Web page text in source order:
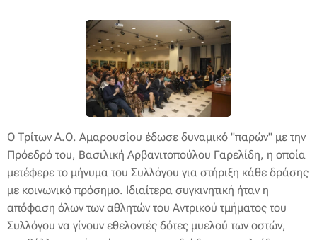
Ο Τρίτων Α.Ο. Αμαρουσίου έδωσε δυναμικό "παρών" με την
Πρόεδρό του, Βασιλική Αρβανιτοπούλου Γαρελίδη, η οποία
μετέφερε το μήνυμα του Συλλόγου για στήριξη κάθε δράσης
με κοινωνικό πρόσημο. Ιδιαίτερα συγκινητική ήταν η
απόφαση όλων των αθλητών του Αντρικού τμήματος του
Συλλόγου να γίνουν εθελοντές δότες μυελού των οστών,